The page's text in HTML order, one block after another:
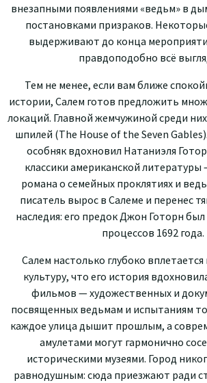
внезапными появлениями «ведьм»в ды
постановками призраков. Некоторы
выдерживают до конца мероприяти
правдоподобно всё выгля
Тем не менее, если вам ближе
истории, Салем готов предложить множ
локаций. Главной жемчужиной среди
шпилей (The House of the Seven
особняк вдохновил Натаниэля
классики американской литературы
романа о семейных проклятиях и ведь
писатель вырос в Салеме и перенес тя
наследия: его предок Джон Готорн был
процессов 1692 года.
Салем настолько глубоко вплетается
культуру, что его история вдохновил
фильмов —художественныхи доку
посвященных ведьмам и испытаниям
каждое улица дышит прошлым, а совре
амулетами могут гармонично сосе
историческими музеями. Город нико
равнодушным: сюда приезжают ради